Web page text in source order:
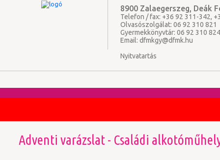
8900 Zalaegerszeg, Deák
Telefon / fax: +36 92 311-342,
Olvasószolgálat: 06 92 310 821
Gyermekkönyvtár: 06 92 310
Email:dfmkgy@dfmk.hu
Nyitvatartás
Adventi varázslat - Családi